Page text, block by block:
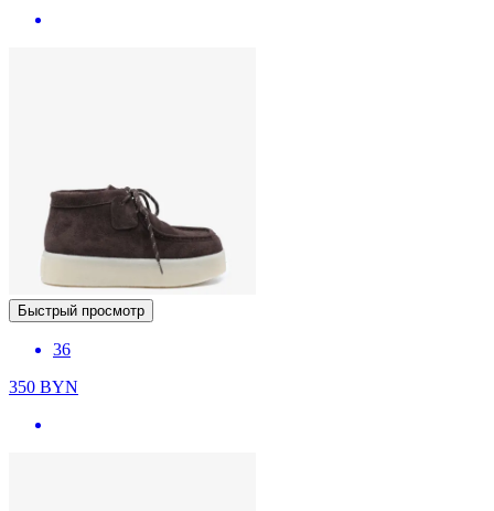
Быстрый просмотр
36
350 BYN